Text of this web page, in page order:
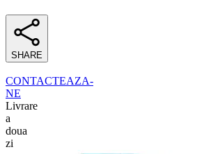
SHARE
CONTACTEAZA-
NE
Livrare
a
doua
zi